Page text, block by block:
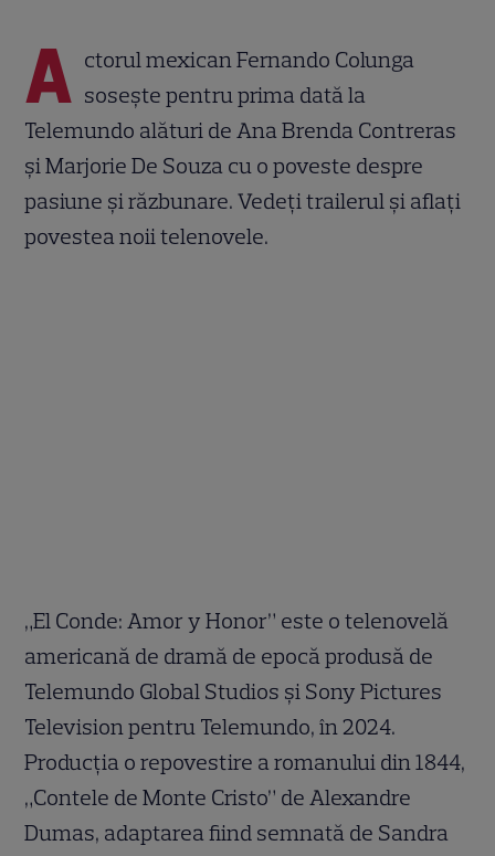
A ctorul mexican Fernando Colunga
sosește pentru prima dată la
Telemundo alături de Ana Brenda Contreras
și Marjorie De Souza cu o poveste despre
pasiune și răzbunare. Vedeți trailerul și aflați
povestea noii telenovele.
„El Conde: Amor y Honor” este o telenovelă
americană de dramă de epocă produsă de
Telemundo Global Studios și Sony Pictures
Television pentru Telemundo, în 2024.
Producția o repovestire a romanului din 1844,
„Contele de Monte Cristo” de Alexandre
Dumas, adaptarea fiind semnată de Sandra